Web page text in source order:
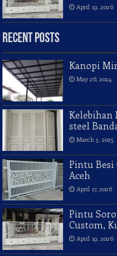
April 19, 2026
Recent Posts
Kanopi
May 26, 2024
Kelebihan
steel
March 5, 2025
Pintu
Aceh
April 17, 2026
Pintu
Custom,
April 19, 2026